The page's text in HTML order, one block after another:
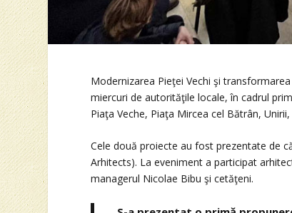
Modernizarea Pieţei Vechi şi
miercuri de autorităţile locale, în cadrul
Piaţa Veche, Piaţa Mircea cel Bătrân,
Cele două proiecte au fost prezentate de
Arhitects). La eveniment a participat
managerul Nicolae Bibu şi cetăţeni.